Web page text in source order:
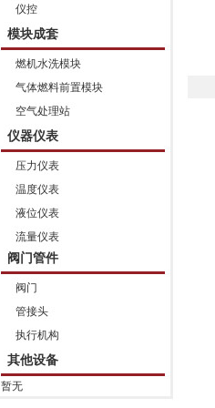
仪控
模块成套
燃机水洗模块
气体燃料前置模块
空气处理站
仪器仪表
压力仪表
温度仪表
液位仪表
流量仪表
阀门管件
阀门
管接头
执行机构
其他设备
暂无